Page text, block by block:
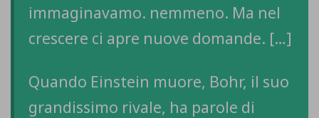
immaginavamo. nemmeno. Ma nel
crescere ci apre nuove domande. […]
Quando Einstein muore, Bohr, il suo
grandissimo rivale, ha parole di